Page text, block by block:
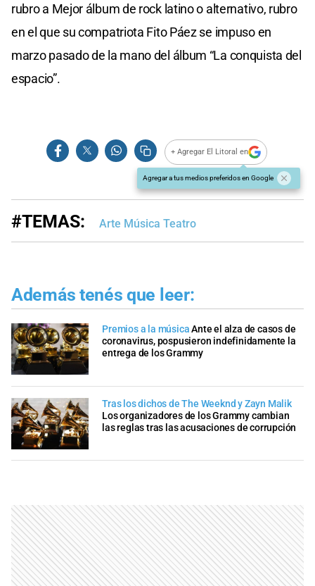
rubro a Mejor álbum de rock latino o alternativo, rubro
en el que su compatriota Fito Páez se impuso en
marzo pasado de la mano del álbum “La conquista del
espacio”.
+ Agregar El Litoral en
Agregar a tus medios preferidos en Google
#TEMAS: Arte Música Teatro
Además tenés que leer:
Premios a la músicaAnte el alza de casos de
coronavirus, pospusieron indefinidamente la
entrega de los Grammy
Tras los dichos de The Weeknd y Zayn Malik
Los organizadores de los Grammy cambian
las reglas tras las acusaciones de corrupción